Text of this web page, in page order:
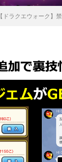
【ドラクエウォーク】